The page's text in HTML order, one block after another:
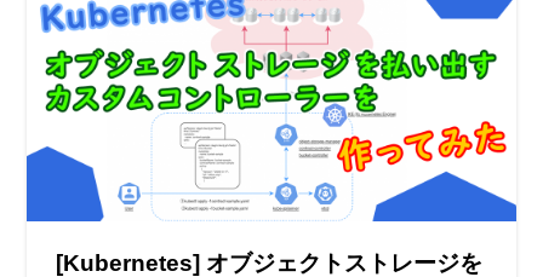
[Kubernetes] オブジェクトストレージを